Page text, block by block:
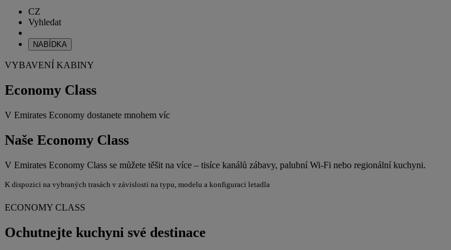
CZ
Vyhledat
NABÍDKA
VYBAVENÍ KABINY
Economy Class
V Emirates Economy dostanete mnohem víc
Naše Economy Class
V Emirates Economy Class se můžete těšit na více – tisíce kanálů zábavy, palubní Wi-Fi nebo regionální kuchyni.
K dispozici na vybraných trasách v závislosti na typu, modelu a konfiguraci letadla
ECONOMY CLASS
Ochutnejte kuchyni své destinace